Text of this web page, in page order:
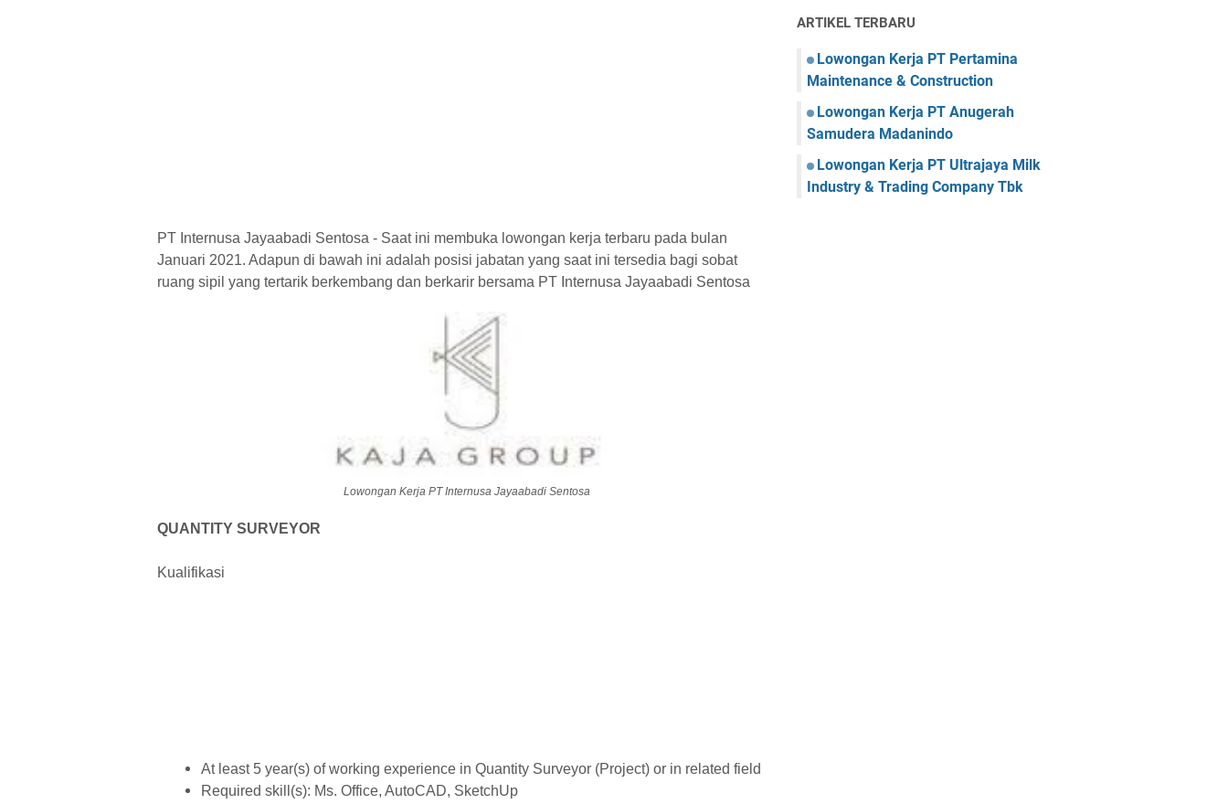
PT Internusa Jayaabadi Sentosa - Saat ini membuka lowongan kerja terbaru pada bulan
Januari 2021. Adapun di bawah ini adalah posisi jabatan yang saat ini tersedia bagi sobat
ruang sipil yang tertarik berkembang dan berkarir bersama PT Internusa Jayaabadi Sentosa
Lowongan Kerja PT Internusa Jayaabadi Sentosa
QUANTITY SURVEYOR
Kualifikasi
At least 5 year(s) of working experience in Quantity Surveyor (Project) or in related field
Required skill(s): Ms. Office, AutoCAD, SketchUp
ARTIKEL TERBARU
Lowongan Kerja PT Pertamina
Maintenance & Construction
Lowongan Kerja PT Anugerah
Samudera Madanindo
Lowongan Kerja PT Ultrajaya Milk
Industry & Trading Company Tbk